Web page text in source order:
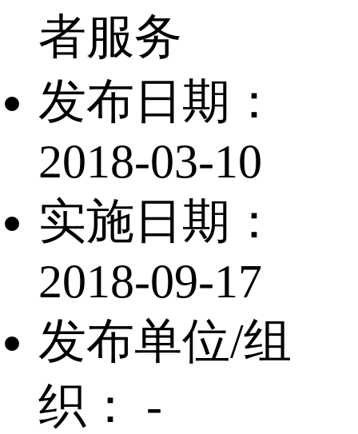
者服务
发布日期：
2018-03-10
实施日期：
2018-09-17
发布单位/组
织： -